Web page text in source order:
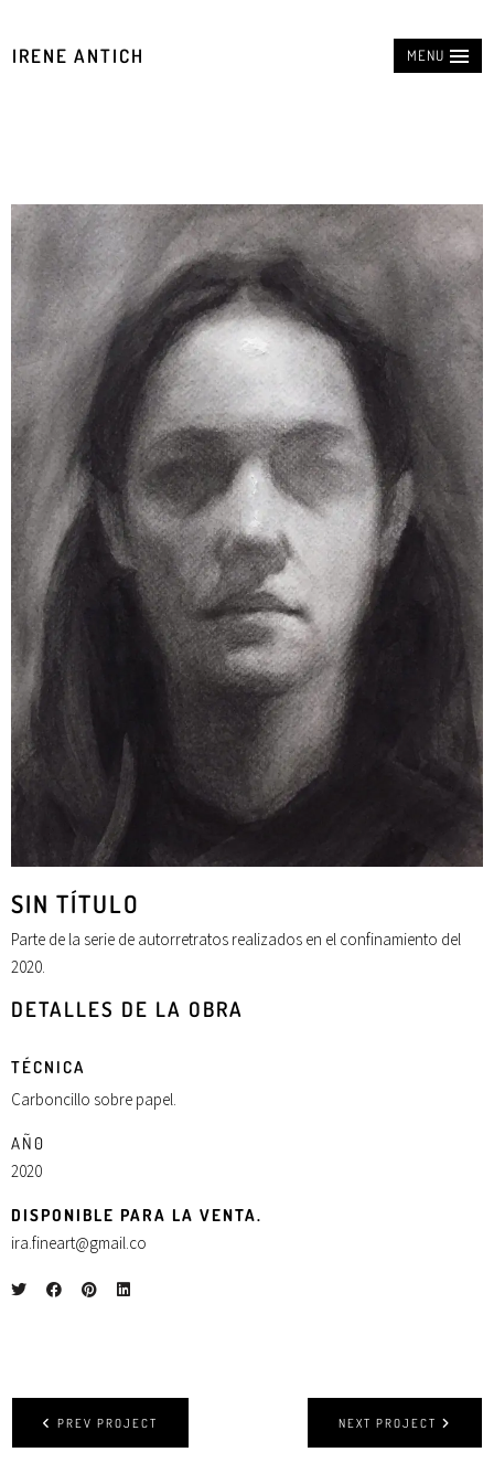
MENU
IRENE ANTICH
SIN TÍTULO
Parte de la serie de autorretratos realizados en el confinamiento del
2020.
DETALLES DE LA OBRA
TÉCNICA
Carboncillo sobre papel.
AÑ0
2020
DISPONIBLE PARA LA VENTA.
ira.fineart@gmail.co
NEXT PROJECT
PREV PROJECT